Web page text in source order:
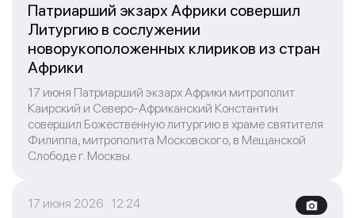
Патриарший экзарх Африки совершил
Литургию в сослужении
новорукоположенных клириков из стран
Африки
17 июня Патриарший экзарх Африки митрополит
Каирский и Северо-Африканский Константин
совершил Божественную литургию в храме святителя
Филиппа, митрополита Московского, в Мещанской
Слободе г. Москвы.
17 июня 2026 12:24